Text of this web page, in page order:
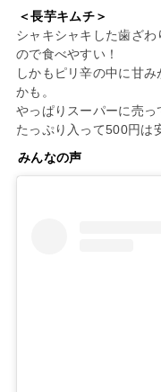
＜長芋キムチ＞
シャキシャキした歯ざ
ので食べやすい！
しかもピリ辛の中に甘
かも。
やっぱりスーパーに売っ
たっぷり入って500円は
みんなの声